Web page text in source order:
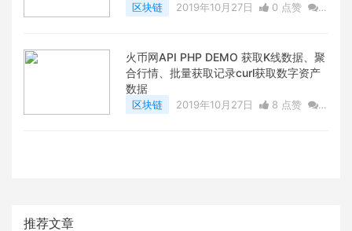
区块链 2019年10月27日 0 点赞
0
火币网API PHP DEMO 获取K线数据、聚
合行情、批量获取记录curl获取数字资产
数据
区块链 2019年10月27日 8 点赞
2
推荐文章